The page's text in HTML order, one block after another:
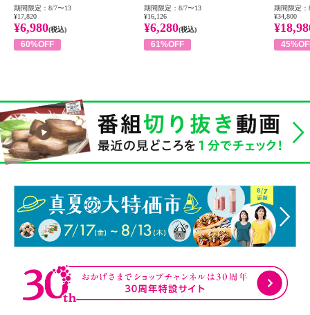
期間限定：8/7〜13
¥17,820
¥6,980(税込)
60%OFF
期間限定：8/7〜13
¥16,126
¥6,280(税込)
61%OFF
期間限定：
¥34,800